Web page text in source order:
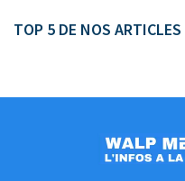
TOP 5 DE NOS ARTICLES